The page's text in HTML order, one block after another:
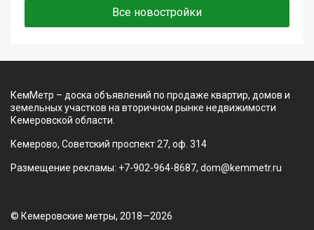
Все новостройки
КемМетр – доска объявлений по продаже квартир, домов и
земельных участков на вторичном рынке недвижимости
Кемеровской области.
Кемерово, Советский проспект 27, оф. 314
Размещение рекламы: +7-902-964-8687, dom@kemmetr.ru
© Кемеровские метры, 2018—2026